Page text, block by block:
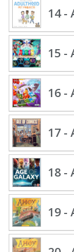
14 -
15 -
16 -
17 -
18 -
19 -